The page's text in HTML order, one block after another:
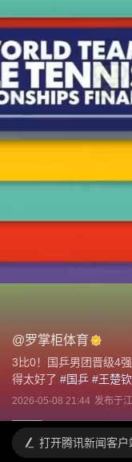
@罗掌柜体育
3比0！国乒男团晋级4
得太好了 #国乒 #王楚钦
2026-05-08 21:44 发布于
打开腾讯新闻客户